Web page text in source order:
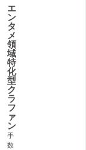
エ
ン
タ
メ
領
域
特
化
型
ク
ラ
フ
ァ
ン
手
数